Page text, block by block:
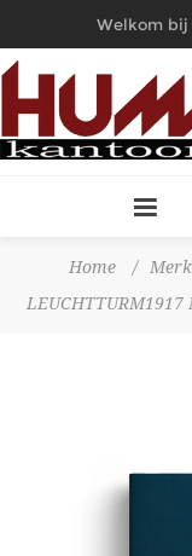
Welkom bij
Home /